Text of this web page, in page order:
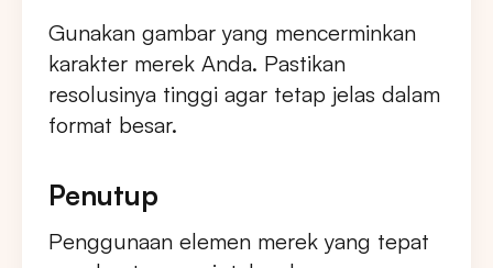
Gunakan gambar yang mencerminkan
karakter merek Anda. Pastikan
resolusinya tinggi agar tetap jelas dalam
format besar.
Penutup
Penggunaan elemen merek yang tepat